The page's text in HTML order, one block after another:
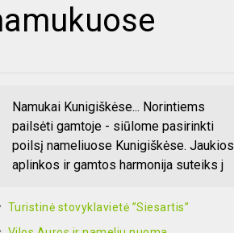
Namukai Kunigiškėse... Norintiems
pailsėti gamtoje - siūlome pasirinkti
poilsį nameliuose Kunigiškėse. Jaukios
aplinkos ir gamtos harmonija suteiks j
Turistinė stovyklavietė ”Siesartis”